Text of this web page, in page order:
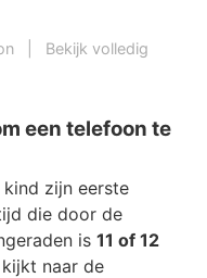
Bekijk volledig
een telefoon te
zijn eerste
die door de
is 11 of 12
naar de